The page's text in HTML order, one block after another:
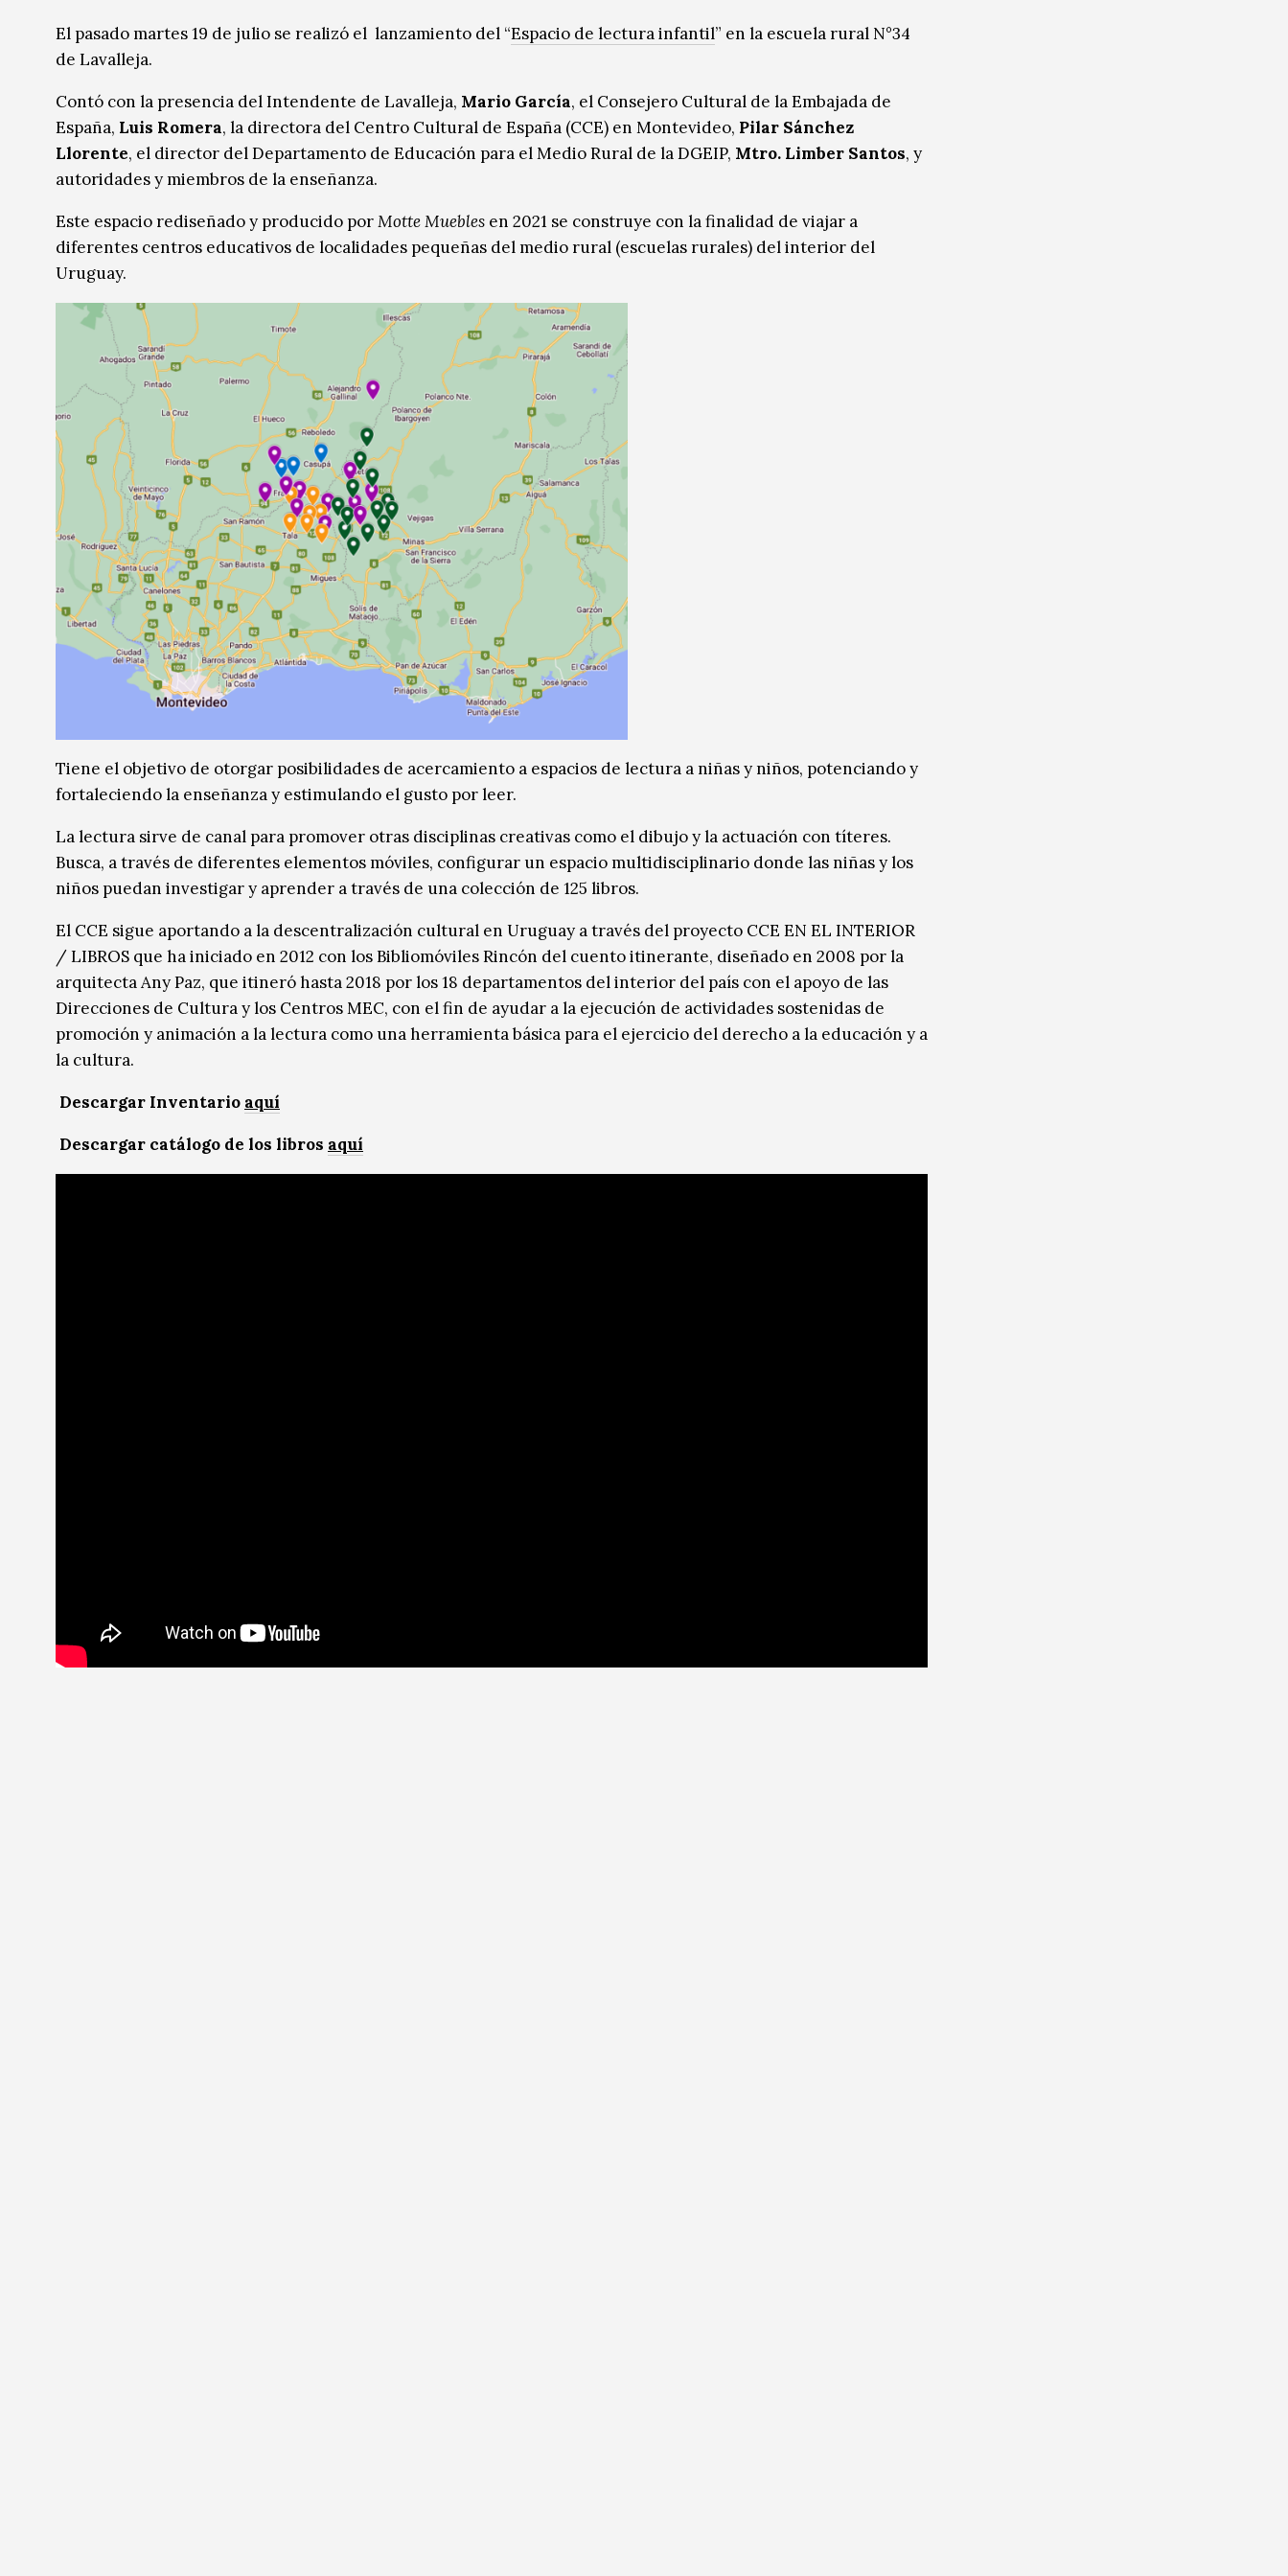
Música
Música
Sin categoríaSin categoría
El pasado martes 19 de julio se realizó el lanzamiento del “Espacio de lectura infantil” en la escuela rural N°34
de Lavalleja.
Contó con la presencia del Intendente de Lavalleja, Mario García, el Consejero Cultural de la Embajada de
España, Luis Romera, la directora del Centro Cultural de España (CCE) en Montevideo, Pilar Sánchez
Llorente, el director del Departamento de Educación para el Medio Rural de la DGEIP, Mtro. Limber Santos, y
autoridades y miembros de la enseñanza.
Este espacio rediseñado y producido porMotte Muebles en 2021 se construye con la finalidad de viajar a
diferentes centros educativos de localidades pequeñas del medio rural (escuelas rurales) del interior del
Uruguay.
Tiene el objetivo de otorgar posibilidades de acercamiento a espacios de lectura a niñas y niños, potenciando y
fortaleciendo la enseñanza y estimulando el gusto por leer.
La lectura sirve de canal para promover otras disciplinas creativas como el dibujo y la actuación con títeres.
Busca, a través de diferentes elementos móviles, configurar un espacio multidisciplinario donde las niñas y los
niños puedan investigar y aprender a través de una colección de 125 libros.
El CCE sigue aportando a la descentralización cultural en Uruguay a través del proyecto CCE EN EL INTERIOR
/ LIBROS que ha iniciado en 2012 con los Bibliomóviles Rincón del cuento itinerante, diseñado en 2008 por la
arquitecta Any Paz, que itineró hasta 2018 por los 18 departamentos del interior del país con el apoyo de las
Direcciones de Cultura y los Centros MEC, con el fin de ayudar a la ejecución de actividades sostenidas de
promoción y animación a la lectura como una herramienta básica para el ejercicio del derecho a la educación y a
la cultura.
Descargar Inventario aquí
Descargar catálogo de los libros aquí